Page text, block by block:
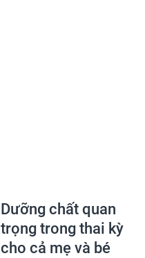
Dưỡng chất quan
trọng trong thai kỳ
cho cả mẹ và bé